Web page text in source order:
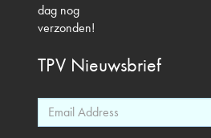
dag nog
verzonden!
TPV Nieuwsbrief